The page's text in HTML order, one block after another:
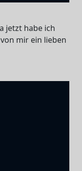
jetzt habe ich
mir ein lieben